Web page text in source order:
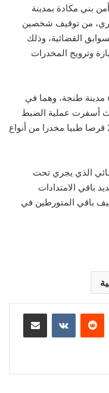
بني مكادة بمدينة
05 فبراير الجاري، من توقيف شخصين
من ذوي السوابق القضائية، وذلك
وترويج المخدرات
مدينة طنجة، وهما في
أسفرت عملية الضبط
والتفتيش عن العثور بحوزتهما على 2430 قرصا طبيا مخدرا من أنواع
الذي يجري تحت
باقي الامتدادات
باقي المتورطين في
بينتيريست مشاركة عبر البريد